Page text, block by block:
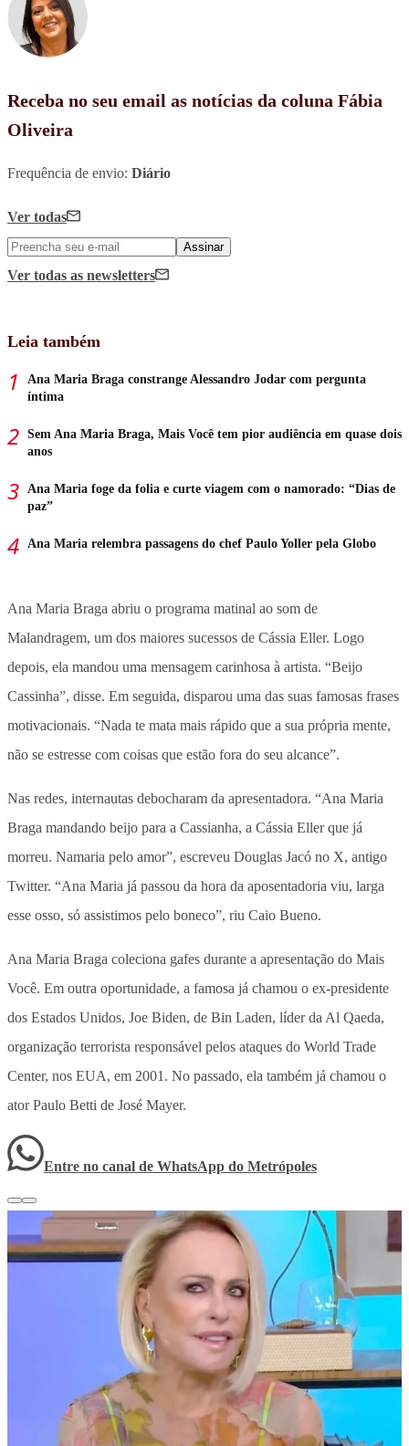
Receba no seu email as notícias da coluna Fábia
Oliveira
Frequência de envio: Diário
Ver todas
Assinar
Ver todas as newsletters
Leia também
Ana Maria Braga constrange Alessandro Jodar com pergunta
íntima
Sem Ana Maria Braga, Mais Você tem pior audiência em quase dois
anos
Ana Maria foge da folia e curte viagem com o namorado: “Dias de
paz”
Ana Maria relembra passagens do chef Paulo Yoller pela Globo
Ana Maria Braga abriu o programa matinal ao som de
Malandragem, um dos maiores sucessos de Cássia Eller. Logo
depois, ela mandou uma mensagem carinhosa à artista. “Beijo
Cassinha”, disse. Em seguida, disparou uma das suas famosas frases
motivacionais. “Nada te mata mais rápido que a sua própria mente,
não se estresse com coisas que estão fora do seu alcance”.
Nas redes, internautas debocharam da apresentadora. “Ana Maria
Braga mandando beijo para a Cassianha, a Cássia Eller que já
morreu. Namaria pelo amor”, escreveu Douglas Jacó no X, antigo
Twitter. “Ana Maria já passou da hora da aposentadoria viu, larga
esse osso, só assistimos pelo boneco”, riu Caio Bueno.
Ana Maria Braga coleciona gafes durante a apresentação do Mais
Você. Em outra oportunidade, a famosa já chamou o ex-presidente
dos Estados Unidos, Joe Biden, de Bin Laden, líder da Al Qaeda,
organização terrorista responsável pelos ataques do World Trade
Center, nos EUA, em 2001. No passado, ela também já chamou o
ator Paulo Betti de José Mayer.
Entre no canal de WhatsApp do Metrópoles